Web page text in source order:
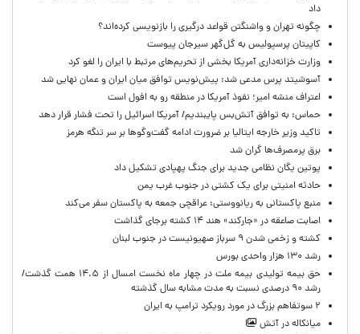
داد
چگونه تهران و واشنگتن قواعد درگیری را بازنویسی کرده‌اند؟
کاپیتان پرسپولیس به گل‌گهر سیرجان پیوست
وزارت خزانه‌داری آمریکا بخشی از تحریم‌های مرتبط با ایران را لغو کرد
آسوشیتد پرس مدعی شد: پیش‌نویس توافق میان ایران و عمان نهایی شد
اعتراف منشه امیر؛ نفوذ آمریکا در منطقه رو به افول است
حماس: به توافق آتش‌بس پایبندیم/ آمریکا اسرائیل را تحت فشار قرار دهد
تاکید وزیر خارجه ایتالیا بر ضرورت ادامه گفت‌وگوها بر سر تنگه هرمز
برق پرمصرف‌ها گران شد
پوتین یگان نظامی جدید برای جنگ پهپادی تشکیل داد
حادثه امنیتی برای یک کشتی در جنوب غرب یمن
منبع پاکستانی به ریانووستی: عراقچی جمعه به پاکستان سفر می‌کند
اصابت صاعقه در «جارکند» هند ۱۴ کشته برجای گذاشت
کشته و زخمی شدن ۹ سرباز صهیونیست در جنوب لبنان
رشد ۱۳۰ هزار واحدی بورس
حق بیمه تولیدی بیمه ملت در چهار ماه نخست امسال از ۱۴.۵ همت گذشت/
رشد ۹۰ درصدی نسبت به مدت مشابه سال گذشته
۲ سوتفاهم بزرگ در مورد رویکرد ترامپ به ایران
میانکاله در آتش